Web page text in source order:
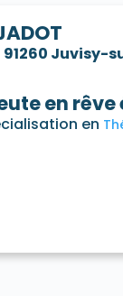
91260 Juvisy-
en rêve
en